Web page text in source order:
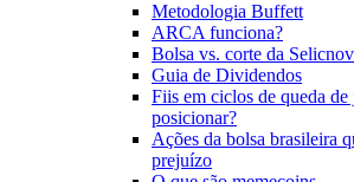
Metodologia Buffett
ARCA funciona?
Bolsa vs. corte da Selic
Guia de Dividendos
Fiis em ciclos de queda de
posicionar?
Ações da bolsa brasileira
prejuízo